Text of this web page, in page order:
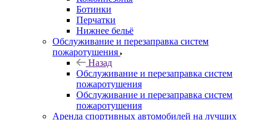
Ботинки
Перчатки
Нижнее бельё
Обслуживание и перезаправка систем
пожаротушения
Назад
Обслуживание и перезаправка систем
пожаротушения
Обслуживание и перезаправка систем
пожаротушения
Аренда спортивных автомобилей на лучших